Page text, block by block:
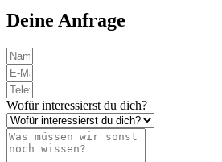
Deine Anfrage
Wofür interessierst du dich?